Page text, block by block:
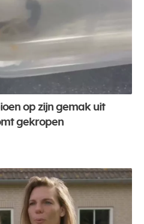
op zijn gemak uit
gekropen